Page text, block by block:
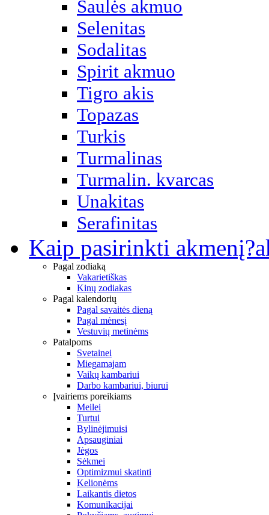
Saulės akmuo
Selenitas
Sodalitas
Spirit akmuo
Tigro akis
Topazas
Turkis
Turmalinas
Turmalin. kvarcas
Unakitas
Serafinitas
Kaip pasirinkti akmenį?
Pagal zodiaką
Vakarietiškas
Kinų zodiakas
Pagal kalendorių
Pagal savaitės dieną
Pagal mėnesį
Vestuvių metinėms
Patalpoms
Svetainei
Miegamajam
Vaikų kambariui
Darbo kambariui, biurui
Įvairiems poreikiams
Meilei
Turtui
Bylinėjimuisi
Apsauginiai
Jėgos
Sėkmei
Optimizmui skatinti
Kelionėms
Laikantis dietos
Komunikacijai